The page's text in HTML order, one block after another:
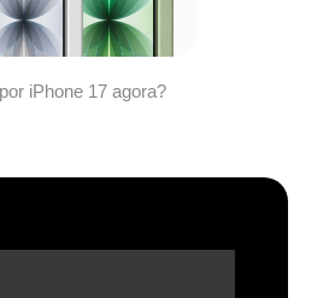
iPhone 17 agora?